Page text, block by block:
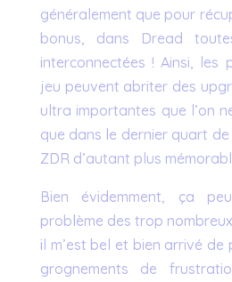
généralement que pour
bonus, dans Dread
interconnectées ! Ainsi, les
jeu peuvent abriter des
ultra importantes que l’on
que dans le dernier quart
ZDR d’autant plus
Bien évidemment, ça
problème des trop
il m’est bel et bien arrivé de
grognements de